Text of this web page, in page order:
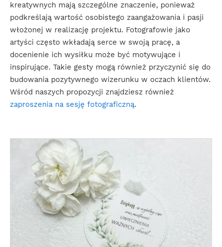
kreatywnych mają szczególne znaczenie, ponieważ
podkreślają wartość osobistego zaangażowania i pasji
włożonej w realizację projektu. Fotografowie jako
artyści często wkładają serce w swoją pracę, a
docenienie ich wysiłku może być motywujące i
inspirujące. Takie gesty mogą również przyczynić się do
budowania pozytywnego wizerunku w oczach klientów.
Wśród naszych propozycji znajdziesz również
zaproszenia na sesję fotograficzną.